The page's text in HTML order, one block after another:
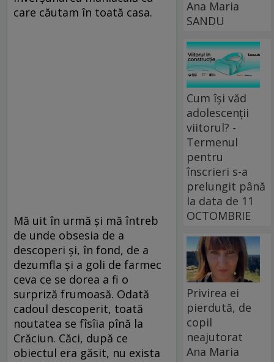
care căutam în toată casa.
Mă uit în urmă și mă întreb
de unde obsesia de a
descoperi și, în fond, de a
dezumfla și a goli de farmec
ceva ce se dorea a fi o
surpriză frumoasă. Odată
cadoul descoperit, toată
noutatea se fîsîia pînă la
Crăciun. Căci, după ce
obiectul era găsit, nu exista
Ana Maria
SANDU
Cum își văd
adolescenții
viitorul? -
Termenul
pentru
înscrieri s-a
prelungit până
la data de 11
OCTOMBRIE
Privirea ei
pierdută, de
copil
neajutorat
Ana Maria